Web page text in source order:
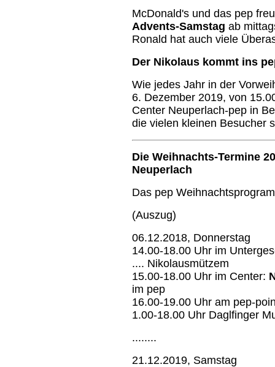
McDonald's und das pep
Advents-Samstag ab
Ronald hat auch viele
Der Nikolaus kommt ins
Wie jedes Jahr in der
6. Dezember 2019, von
Center Neuperlach-pep in
die vielen kleinen Besucher
Die Weihnachts-Termine
Neuperlach
Das pep
(Auszug)
06.12.2018, Donnerstag
14.00-18.00 Uhr im
.... Nikolausmützem
15.00-18.00 Uhr im Center:
im pep
16.00-19.00 Uhr am pep-
1.00-18.00 Uhr Daglfinger
........
21.12.2019, Samstag